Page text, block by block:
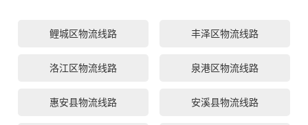
鲤城区物流线路 丰泽区物流线路
洛江区物流线路 泉港区物流线路
惠安县物流线路 安溪县物流线路